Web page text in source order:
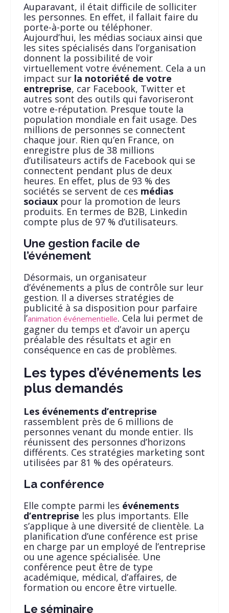
Auparavant, il était difficile de solliciter
les personnes. En effet, il fallait faire du
porte-à-porte ou téléphoner.
Aujourd’hui, les médias sociaux ainsi que
les sites spécialisés dans l’organisation
donnent la possibilité de voir
virtuellement votre événement. Cela a un
impact sur la notoriété de votre
entreprise, car Facebook, Twitter et
autres sont des outils qui favoriseront
votre e-réputation. Presque toute la
population mondiale en fait usage. Des
millions de personnes se connectent
chaque jour. Rien qu’en France, on
enregistre plus de 38 millions
d’utilisateurs actifs de Facebook qui se
connectent pendant plus de deux
heures. En effet, plus de 93 % des
sociétés se servent de ces médias
sociauxpour la promotion de leurs
produits. En termes de B2B, Linkedin
compte plus de 97 % d’utilisateurs.
Une gestion facile de
l’événement
Désormais, un organisateur
d’événements a plus de contrôle sur leur
gestion. Il a diverses stratégies de
publicité à sa disposition pour parfaire
l’animation événementielle. Cela lui permet de
gagner du temps et d’avoir un aperçu
préalable des résultats et agir en
conséquence en cas de problèmes.
Les types d’événements les
plus demandés
Les événements d’entreprise
rassemblent près de 6 millions de
personnes venant du monde entier. Ils
réunissent des personnes d’horizons
différents. Ces stratégies marketing sont
utilisées par 81 % des opérateurs.
La conférence
Elle compte parmi les événements
d’entreprise les plus importants. Elle
s’applique à une diversité de clientèle. La
planification d’une conférence est prise
en charge par un employé de l’entreprise
ou une agence spécialisée. Une
conférence peut être de type
académique, médical, d’affaires, de
formation ou encore être virtuelle.
Le séminaire